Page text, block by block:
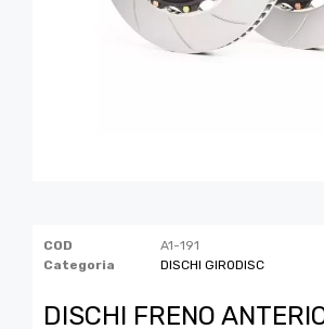
COD
A1-191
Categoria
DISCHI GIRODISC
DISCHI FRENO